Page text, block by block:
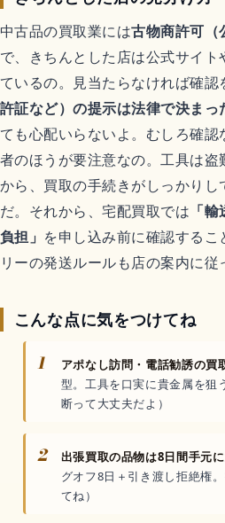
中古品の買取業には古物商許可（
で、きちんとした店は公式サイ
ているの。見当たらなければ確認
許証など）の提示は法律で決まっ
ても心配いらないよ。むしろ確
者のほうが要注意なの。工具は
から、買取の手続きがしっかり
だ。それから、宅配買取では 「
負担」 を申し込み前に確認する
リーの発送ルールも店の案内に従
こんな点に気をつけてね
1 アポなし訪問・電話勧誘の買
型。工具を口実に貴金属を狙
断って大丈夫だよ）
2 出張買取の品物は8日間手元
グオフ8日＋引き渡し拒絶権
てね）